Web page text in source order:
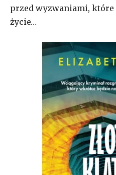
przed wyzwaniami, które
życie…